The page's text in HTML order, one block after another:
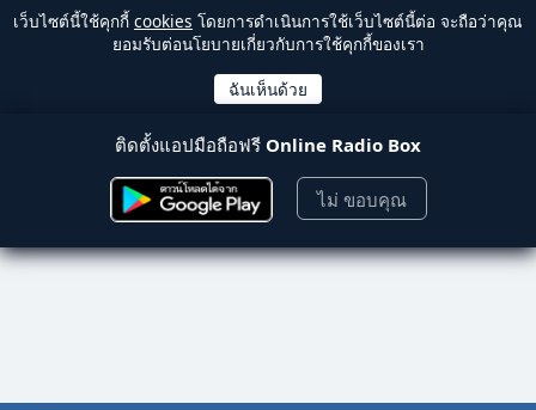
เว็บไซต์นี้ใช้คุกกี้ cookies โดยการดำเนินการใช้เว็บไซต์นี้ต่อ จะถือว่าคุณ
ยอมรับต่อนโยบายเกี่ยวกับการใช้คุกกี้ของเรา
ติดตั้งแอปมือถือฟรี Online Radio Box
ไม่ ขอบคุณ